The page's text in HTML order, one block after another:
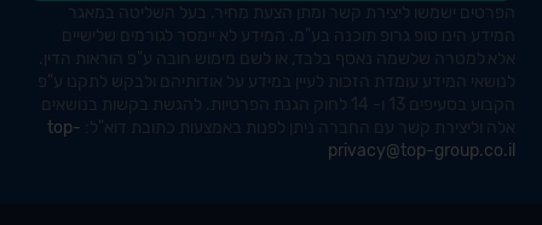
הפרטים ישמשו ליצירת קשר ומתן הצעת מחיר. בעל השליטה במאגר
המידע הינו טופ גרופ תוכנה בע"מ. המידע לא יימסר לגורמים שלישיים
אלא למטרה שלשמה נאסף בלבד, או לשם מימוש חובה ע"פ הוראות הדין.
לנושאי המידע עומדת הזכות לעיין במידע על אודותיהם ולבקש לתקנו ע"פ
הקבוע בסעיפים 13 ו- 14 לחוק הגנת הפרטיות. להגשת בקשות בנושאים
אלה וליצירת קשר עם החברה ניתן לפנות באמצעות כתובת דוא"ל: top-
privacy@top-group.co.il